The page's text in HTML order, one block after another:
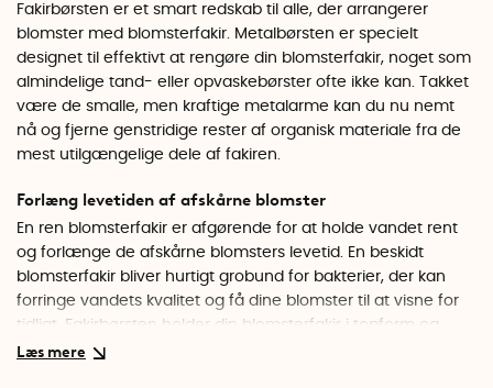
Fakirbørsten er et smart redskab til alle, der arrangerer
blomster med blomsterfakir. Metalbørsten er specielt
designet til effektivt at rengøre din blomsterfakir, noget som
almindelige tand- eller opvaskebørster ofte ikke kan. Takket
være de smalle, men kraftige metalarme kan du nu nemt
nå og fjerne genstridige rester af organisk materiale fra de
mest utilgængelige dele af fakiren.
Forlæng levetiden af afskårne blomster
En ren blomsterfakir er afgørende for at holde vandet rent
og forlænge de afskårne blomsters levetid. En beskidt
blomsterfakir bliver hurtigt grobund for bakterier, der kan
forringe vandets kvalitet og få dine blomster til at visne for
tidligt. Fakirbørsten holder din blomsterfakir i topform og
sikrer et længere og sundere liv for dine blomster.